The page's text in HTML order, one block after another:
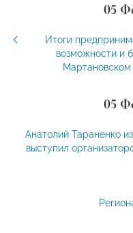
05
Итоги
возможности и
05
Анатолий Тараненко
выступил